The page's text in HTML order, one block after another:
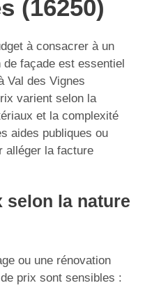
(16250)
à consacrer à un
façade est essentiel
Val des Vignes
varient selon la
et la complexité
aides publiques ou
alléger la facture
selon la nature
ou une rénovation
prix sont sensibles :